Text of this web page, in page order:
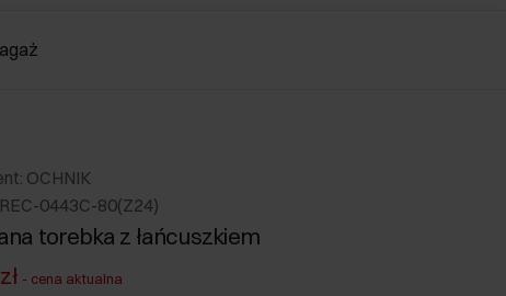
OCHNIK
0443C-80(Z24)
torebka z łańcuszkiem
- cena aktualna